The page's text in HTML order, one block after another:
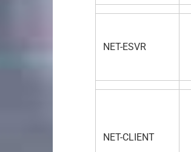
NET-ESVR
NET-CLIENT